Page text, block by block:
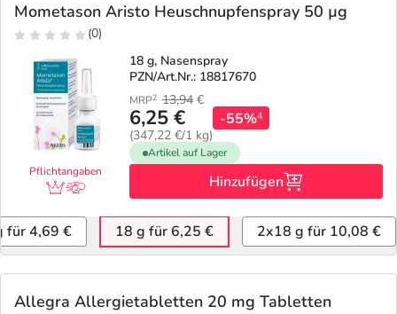
Mometason Aristo Heuschnupfenspray 50 µg
(0)
Pflichtangaben
18 g, Nasenspray
PZN/Art.Nr.: 18817670
MRP2 13,94 €
6,25 €
(347,22 €/1 kg)
-55%4
Artikel auf Lager
Hinzufügen
für 4,69 € 18 g für 6,25 € 2x18 g für 10,08 €
Allegra Allergietabletten 20 mg Tabletten